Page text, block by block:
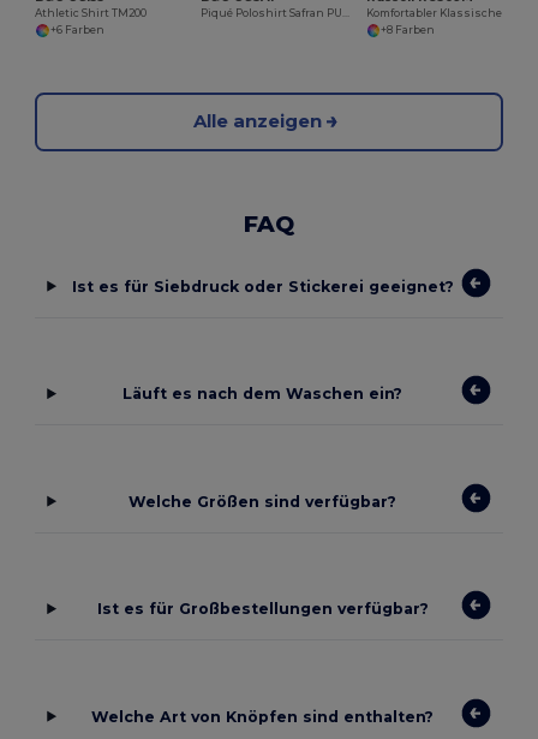
Athletic Shirt TM200
+6 Farben
+8 Farben
Alle anzeigen
FAQ
Ist es für Siebdruck oder Stickerei geeignet?
Läuft es nach dem Waschen ein?
Welche Größen sind verfügbar?
Ist es für Großbestellungen verfügbar?
Welche Art von Knöpfen sind enthalten?